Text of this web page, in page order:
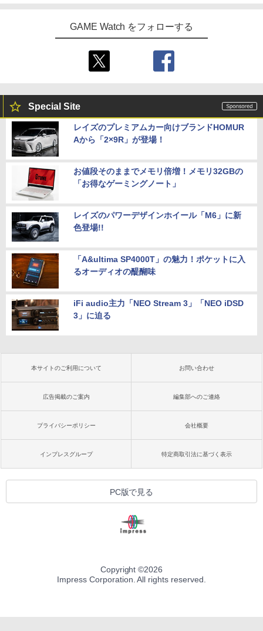
GAME Watch をフォローする
Special Site
レイズのプレミアムカー向けブランドHOMUR
Aから「2×9R」が登場！
お値段そのままでメモリ倍増！メモリ32GBの
「お得なゲーミングノート」
レイズのパワーデザインホイール「M6」に新
色登場!!
「A&ultima SP4000T」の魅力！ポケットに入
るオーディオの醍醐味
iFi audio主力「NEO Stream 3」「NEO iDSD
3」に迫る
本サイトのご利用について お問い合わせ
広告掲載のご案内 編集部へのご連絡
プライバシーポリシー 会社概要
インプレスグループ 特定商取引法に基づく表示
PC版で見る
Copyright ©2026
Impress Corporation. All rights reserved.